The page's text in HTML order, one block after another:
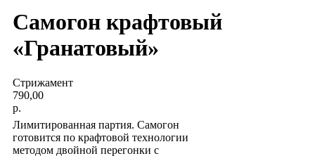
Самогон крафтовый
«Гранатовый»
Стрижамент
790,00
р.
Лимитированная партия. Самогон
готовится по крафтовой технологии
методом двойной перегонки с